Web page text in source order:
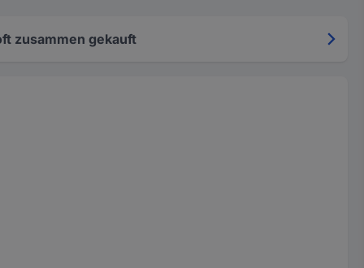
zusammen gekauft